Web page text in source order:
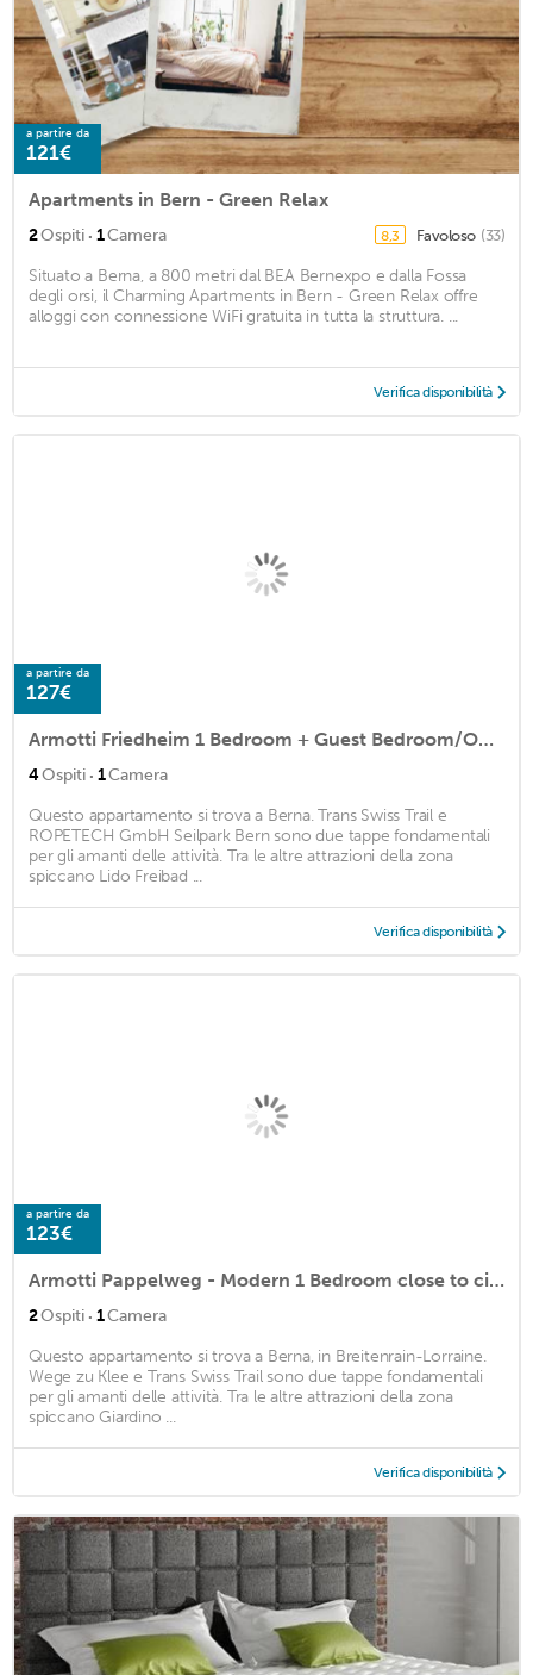
a partire da
121€
Apartments in Bern - Green Relax
2Ospiti · 1Camera 8,3 Favoloso (33)
Situato a Berna, a 800 metri dal BEA Bernexpo e dalla Fossa
degli orsi, il Charming Apartments in Bern - Green Relax offre
alloggi con connessione WiFi gratuita in tutta la struttura. ...
Verifica disponibilità
a partire da
127€
Armotti Friedheim 1 Bedroom + Guest Bedroom/Office
4Ospiti · 1Camera
Questo appartamento si trova a Berna. Trans Swiss Trail e
ROPETECH GmbH Seilpark Bern sono due tappe fondamentali
per gli amanti delle attività. Tra le altre attrazioni della zona
spiccano Lido Freibad ...
Verifica disponibilità
a partire da
123€
Armotti Pappelweg - Modern 1 Bedroom close to city center
2Ospiti · 1Camera
Questo appartamento si trova a Berna, in Breitenrain-Lorraine.
Wege zu Klee e Trans Swiss Trail sono due tappe fondamentali
per gli amanti delle attività. Tra le altre attrazioni della zona
spiccano Giardino ...
Verifica disponibilità